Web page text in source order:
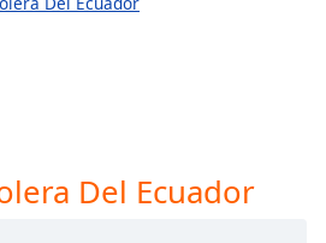
Del Ecuador